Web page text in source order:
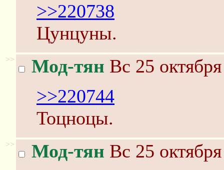
>>220738
Цунцуны.
>> Мод-тян Вс 25
>>220744
Тоцноцы.
>> Мод-тян Вс 25